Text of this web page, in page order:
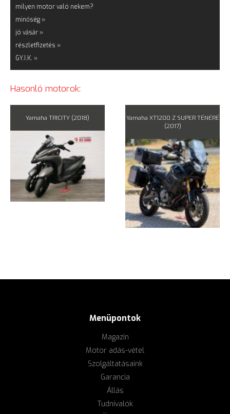
milyen motor való nekem?
minőség »
jó vásár »
részletfizetés »
GY.I.K. »
Hasonló motorok:
Yamaha TRICITY (2018)
Yamaha XT1200 Z SUPER TÉNÉRÉ
(2017)
Menüpontok
Magazin
Motor adás-vétel
Szolgáltatásaink
Garancia
Állás
Tudnivalók